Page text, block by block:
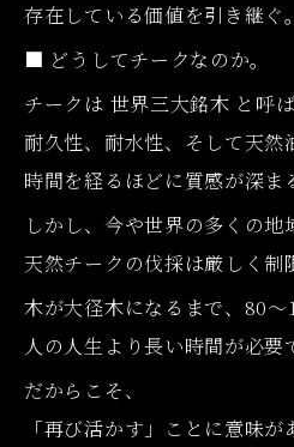
存在している価値を引き継ぐ。
■ どうしてチークなのか。
チークは 世界三大銘木 と呼ば
耐久性、耐水性、そして天然
時間を経るほどに質感が深ま
しかし、今や世界の多くの地
天然チークの伐採は厳しく制
木が大径木になるまで、80〜
人の人生より長い時間が必要
だからこそ、
「再び活かす」ことに意味が